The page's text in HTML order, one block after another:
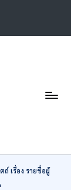
เรื่อง รายชื่อผู้